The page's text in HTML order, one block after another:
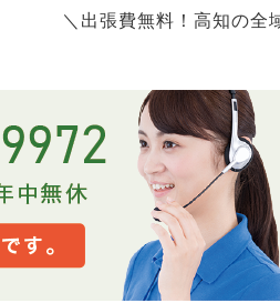
＼出張費無料！高知の全